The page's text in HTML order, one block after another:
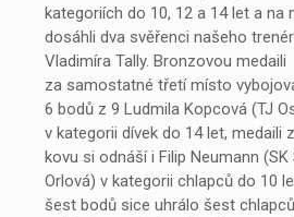
kategoriích do 10, 12 a 14 let a na
dosáhli dva svěřenci našeho
Vladimíra Tally. Bronzovou medaili
za samostatné třetí místo
6 bodů z 9 Ludmila Kopcová (TJ
v kategorii dívek do 14 let, medaili
kovu si odnáší i Filip Neumann (SK
Orlová) v kategorii chlapců do 10
šest bodů sice uhrálo šest